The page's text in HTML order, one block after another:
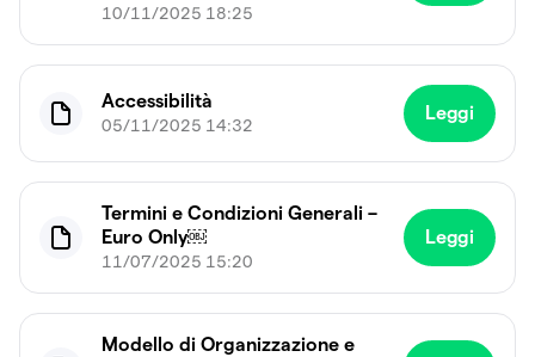
10/11/2025 18:25
Accessibilità
05/11/2025 14:32
Leggi
Termini e Condizioni Generali –
Euro Only￼
11/07/2025 15:20
Leggi
Modello di Organizzazione e